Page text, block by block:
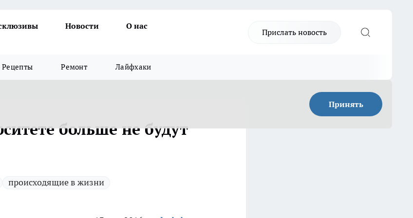
Новости
О нас
Прислать новость
Рецепты Ремонт Лайфхаки
Принять
больше не будут
происходящие в жизни